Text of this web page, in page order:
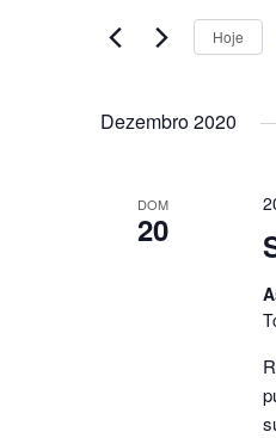
pesquisa
de
Eventos
Procure
com
Hoje
Dezembro 2020
DOM
20